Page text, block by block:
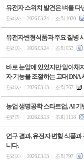
유전자 스위치 발견은 벼를 다
관리자 2026.03.24 조회 1020
유전자변형식품과 주요 질병
관리자 2026.03.24 조회 953
바로 눈앞에 있었지만 알아채
자 기능을 조절하는 고대 DNA
관리자 2026.03.13 조회 767
농업 생명공학 스타트업, AI
관리자 2026.03.13 조회 1118
연구 결과, 유전자 변형 식품
니다.
관리자 2026.03.13 조회 797